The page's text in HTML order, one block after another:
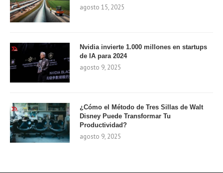
agosto 15, 2025
Nvidia invierte 1.000 millones en startups
de IA para 2024
agosto 9, 2025
¿Cómo el Método de Tres Sillas de Walt
Disney Puede Transformar Tu
Productividad?
agosto 9, 2025